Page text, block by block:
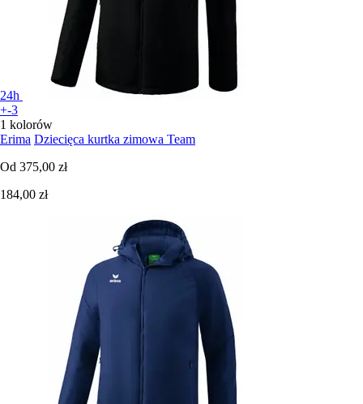
24h
+-3
1 kolorów
Erima Dziecięca kurtka zimowa Team
Od 375,00 zł
184,00 zł